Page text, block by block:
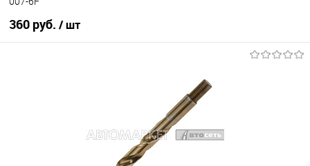
360 руб. / шт
В наличии